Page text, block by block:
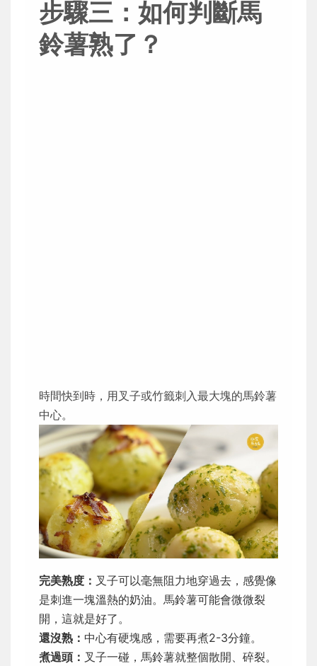
步驟三：如何判斷馬
鈴薯熟了？
時間快到時，用叉子或竹籤刺入最大塊的馬鈴薯
中心。
完美熟度： 叉子可以毫無阻力地穿過去，感覺像
是刺進一塊溫熱的奶油。馬鈴薯可能會微微裂
開，這就是好了。
還沒熟： 中心有硬塊感，需要再煮2-3分鐘。
煮過頭： 叉子一碰，馬鈴薯就整個散開、碎裂。